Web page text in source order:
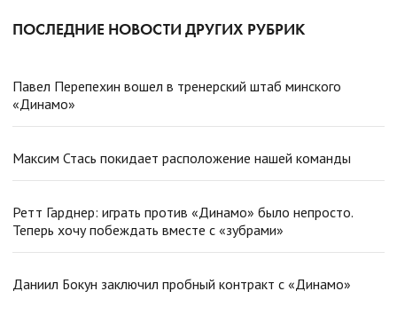
ПОСЛЕДНИЕ НОВОСТИ ДРУГИХ РУБРИК
Павел Перепехин вошел в тренерский штаб минского
«Динамо»
Максим Стась покидает расположение нашей команды
Ретт Гарднер: играть против «Динамо» было непросто.
Теперь хочу побеждать вместе с «зубрами»
Даниил Бокун заключил пробный контракт с «Динамо»